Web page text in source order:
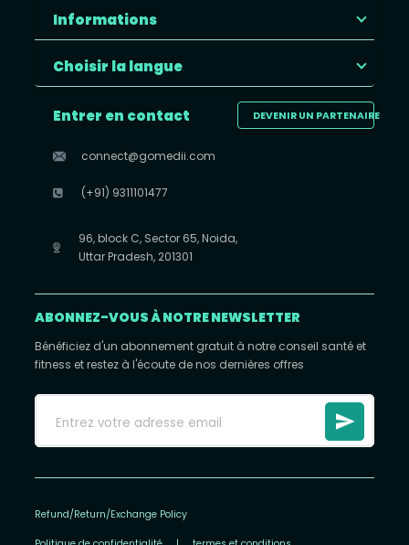
Informations
Choisir la langue
DEVENIR UN PARTENAIRE
Entrer en contact
connect@gomedii.com
(+91) 9311101477
96, block C, Sector 65, Noida,
Uttar Pradesh, 201301
ABONNEZ-VOUS À NOTRE NEWSLETTER
Bénéficiez d'un abonnement gratuit à notre conseil santé et
fitness et restez à l'écoute de nos dernières offres
Refund/Return/Exchange Policy